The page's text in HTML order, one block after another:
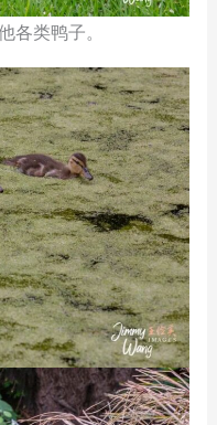
各类鸭子。